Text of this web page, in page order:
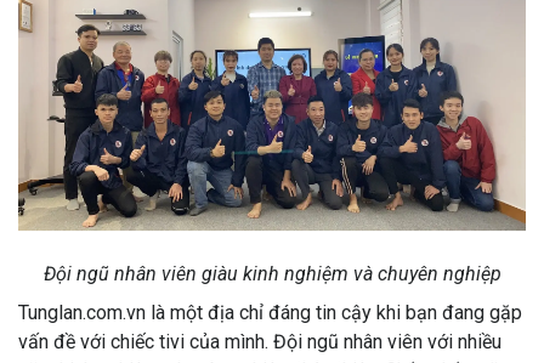
Đội ngũ nhân viên giàu kinh nghiệm và chuyên nghiệp
Tunglan.com.vn là một địa chỉ đáng tin cậy khi bạn đang gặp
vấn đề với chiếc tivi của mình. Đội ngũ nhân viên với nhiều